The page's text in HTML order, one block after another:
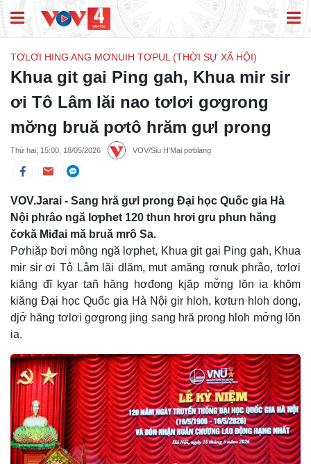
TƠLƠI HING ANG MƠNUIH TƠPUL (THỜI SỰ XÃ HỘI)
Khua git gai Ping gah, Khua mir sir
ơi Tô Lâm lăi nao tơlơi gơgrong
mơ̆ng bruă pơtô hrăm gưl prong
Thứ hai, 15:00, 18/05/2026 VOV/Siu H'Mai pơblang
VOV.Jarai - Sang hră gưl prong Đại học Quốc gia Hà
Nội phrâo ngă lơphet 120 thun hrơi gru phun hăng
čơkă Miđai mă bruă mrô Sa.
Pơhiăp ƀơi mông ngă lơphet, Khua git gai Ping gah, Khua
mir sir ơi Tô Lâm lăi dlăm, mut amăng rơnuk phrâo, tơlơi
kiăng đĭ kyar tañ hăng hơđong kjăp mơ̆ng lŏn ia khŏm
kiăng Đại học Quốc gia Hà Nội gir hloh, kơtưn hloh dong,
djơ̆ hăng tơlơi gơgrong jing sang hră prong hloh mơ̆ng lŏn
ia.